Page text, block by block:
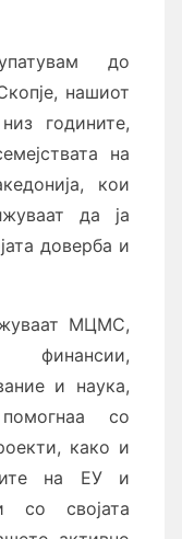
до
нашиот
годините,
на
кои
да ја
доверба и
МЦМС,
и наука,
со
како и
на ЕУ и
со својата